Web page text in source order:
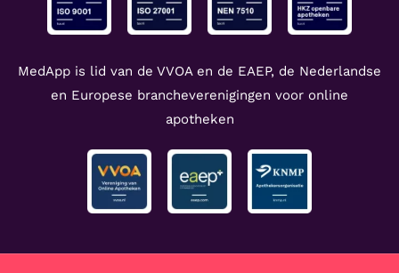
MedApp is lid van de VVOA en de EAEP, de Nederlandse
en Europese brancheverenigingen voor online
apotheken